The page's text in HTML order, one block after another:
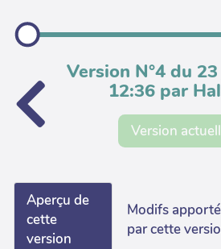
Version N°4 du
12:36 par
Version
Aperçu de
cette
version
Modifs
par cette